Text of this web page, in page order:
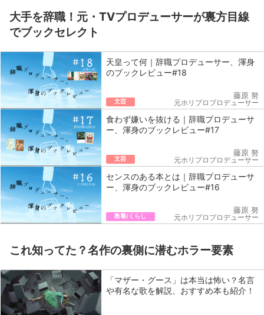
大手を辞職！元・TVプロデューサーが裏方目線
でブックセレクト
天皇って何｜辞職プロデューサー、渾身
のブックレビュー#18
文芸
藤原 努
元ホリプロプロデューサー
食わず嫌いを抜ける｜辞職プロデューサ
ー、渾身のブックレビュー#17
文芸
藤原 努
元ホリプロプロデューサー
センスのある本とは｜辞職プロデューサ
ー、渾身のブックレビュー#16
教養/くらし
藤原 努
元ホリプロプロデューサー
これ知ってた？名作の裏側に潜むホラー要素
「マザー・グース」は本当は怖い？名言
や有名な歌を解説、おすすめ本も紹介！